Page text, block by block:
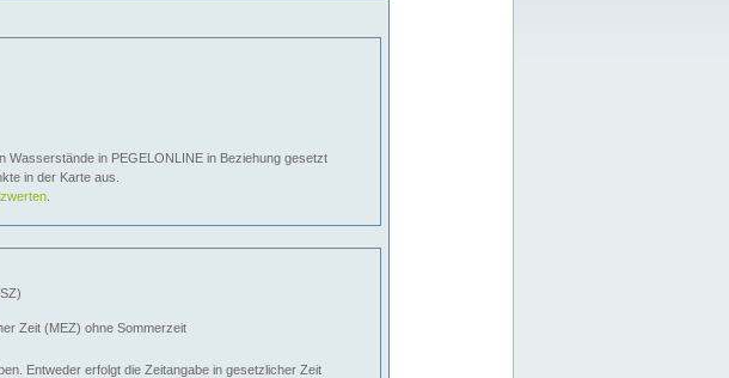
Wasserstände in PEGELONLINE in Beziehung gesetzt
in der Karte aus.
Zeit (MEZ) ohne Sommerzeit
Entweder erfolgt die Zeitangabe in gesetzlicher Zeit